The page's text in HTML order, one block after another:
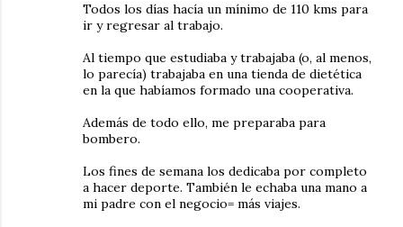
Todos los días hacía un mínimo de 110 kms para
ir y regresar al trabajo.
Al tiempo que estudiaba y trabajaba (o, al menos,
lo parecía) trabajaba en una tienda de dietética
en la que habíamos formado una cooperativa.
Además de todo ello, me preparaba para
bombero.
Los fines de semana los dedicaba por completo
a hacer deporte. También le echaba una mano a
mi padre con el negocio= más viajes.